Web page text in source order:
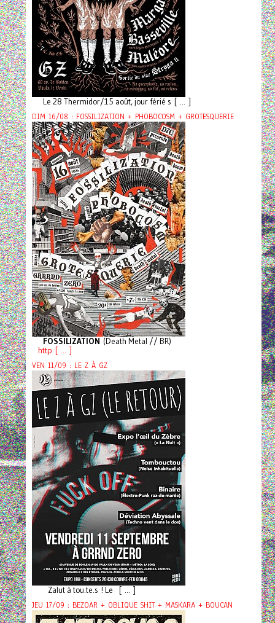
Le 28 Thermidor/15 août, jour férié s [ ... ]
DIM 16/08 : FOSSILIZATION + PHOBOCOSM + GROTESQUERIE
FOSSILIZATION (Death Metal // BR)
http [ ... ]
VEN 11/09 : LE Z À GZ
Zalut à tou.te.s ! Le [ ... ]
JEU 17/09 : BEZOAR + OBLIQUE SHIT + MASKARA + BOUCAN